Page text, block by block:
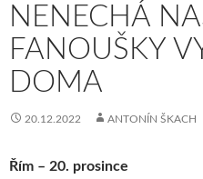
NENECHÁ
FANOUŠKY
DOMA
20.12.2022 ANTONÍN ŠKACH
Řím – 20. prosince